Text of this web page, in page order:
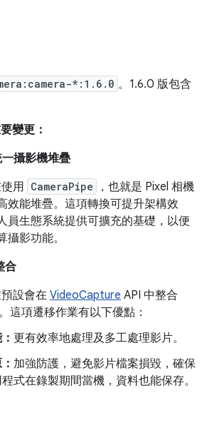
*:1.6.0 。1.6.0 版包含
變更：
攝影機堆疊
用 CameraPipe
，也就是 Pixel 相機
效能堆疊。這項轉換可提升架構效
員生態系統提供可擴充的基礎，以便
攝影功能。
合
設會在VideoCapture API 中整合
這項遷移作業有以下優點：
更有效率地處理及多工處理影片。
加強防護，避免影片檔案損毀，確保
式在錄製期間當機，資料也能保存。